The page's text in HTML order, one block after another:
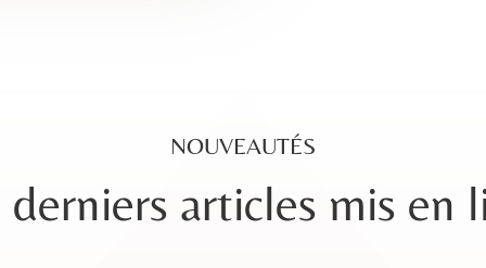
NOUVEAUTÉS
derniers articles mis en